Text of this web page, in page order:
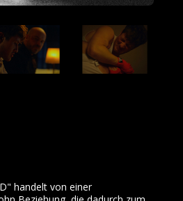
handelt von einer